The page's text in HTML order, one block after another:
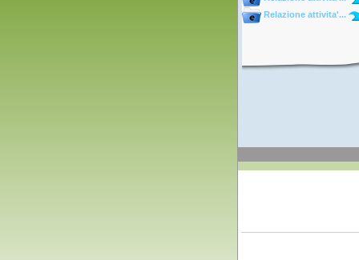
Relazione attivita'...